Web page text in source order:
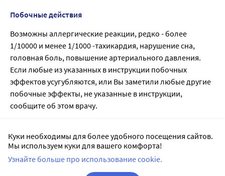
Побочные действия
Возможны аллергические реакции, редко - более
1/10000 и менее 1/1000 -тахикардия, нарушение сна,
головная боль, повышение артериального давления.
Если любые из указанных в инструкции побочных
эффектов усугубляются, или Вы заметили любые другие
побочные эффекты, не указанные в инструкции,
сообщите об этом врачу.
Список литературы:
Государственный реестр лекарственных средств
2. Анатомо-терапевтическо-химическая классификация
Куки необходимы для более удобного посещения сайтов.
Мы используем куки для вашего комфорта!
Узнайте больше про использование cookie.